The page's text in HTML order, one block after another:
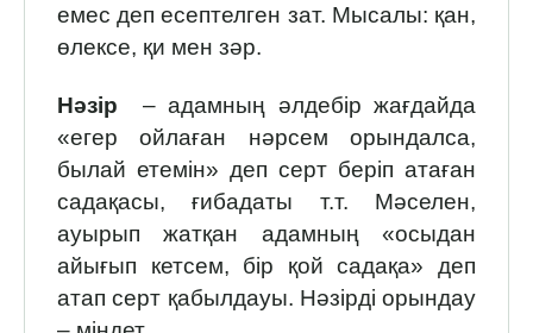
емес деп есептелген зат. Мысалы: қан,
өлексе, қи мен зәр.
Нәзір – адамның әлдебір жағдайда
«егер ойлаған нәрсем орындалса,
былай етемін» деп серт беріп атаған
садақасы, ғибадаты т.т. Мәселен,
ауырып жатқан адамның «осыдан
айығып кетсем, бір қой садақа» деп
атап серт қабылдауы. Нәзірді орындау